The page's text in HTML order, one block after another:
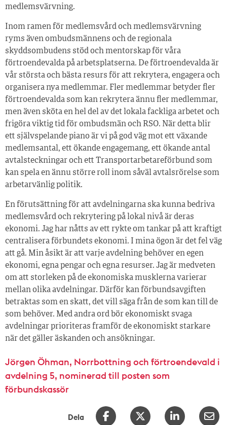
medlemsvärvning.
Inom ramen för medlemsvård och medlemsvärvning
ryms även ombudsmännens och de regionala
skyddsombudens stöd och mentorskap för våra
förtroendevalda på arbetsplatserna. De förtroendevalda är
vår största och bästa resurs för att rekrytera, engagera och
organisera nya medlemmar. Fler medlemmar betyder fler
förtroendevalda som kan rekrytera ännu fler medlemmar,
men även sköta en hel del av det lokala fackliga arbetet och
frigöra viktig tid för ombudsmän och RSO. När detta blir
ett självspelande piano är vi på god väg mot ett växande
medlemsantal, ett ökande engagemang, ett ökande antal
avtalsteckningar och ett Transportarbetareförbund som
kan spela en ännu större roll inom såväl avtalsrörelse som
arbetarvänlig politik.
En förutsättning för att avdelningarna ska kunna bedriva
medlemsvård och rekrytering på lokal nivå är deras
ekonomi. Jag har nåtts av ett rykte om tankar på att kraftigt
centralisera förbundets ekonomi. I mina ögon är det fel väg
att gå. Min åsikt är att varje avdelning behöver en egen
ekonomi, egna pengar och egna resurser. Jag är medveten
om att storleken på de ekonomiska musklerna varierar
mellan olika avdelningar. Därför kan förbundsavgiften
betraktas som en skatt, det vill säga från de som kan till de
som behöver. Med andra ord bör ekonomiskt svaga
avdelningar prioriteras framför de ekonomiskt starkare
när det gäller äskanden och ansökningar.
Jörgen Öhman, Norrbottning och förtroendevald i
avdelning 5, nominerad till posten som
förbundskassör
Dela